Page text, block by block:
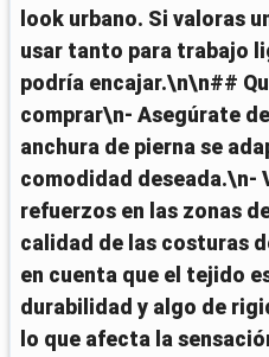
look urbano. Si valoras
usar tanto para trabajo
podría encajar.\n\n##
comprar\n- Asegúrate
anchura de pierna se
comodidad deseada.\n-
refuerzos en las zonas
calidad de las costuras
en cuenta que el tejido
durabilidad y algo de
lo que afecta la